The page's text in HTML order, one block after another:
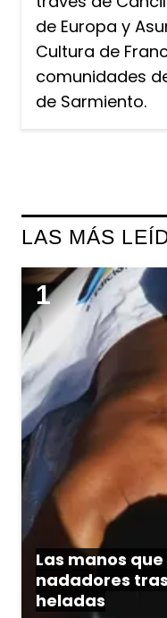
de Europa y
Cultura de
comunidades
de Sarmiento.
LAS MÁS
Las manos
nadadores
heladas